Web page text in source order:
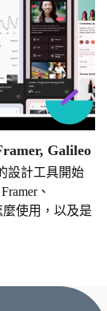
Galileo
設計工具開始
、
使用，以及是